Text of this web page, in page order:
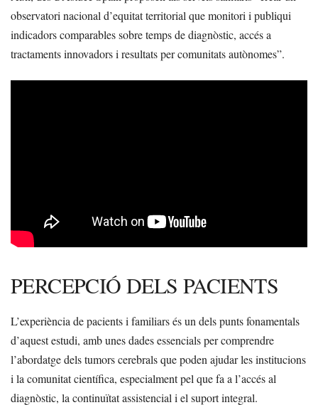
observatori nacional d’equitat territorial que monitori i publiqui
indicadors comparables sobre temps de diagnòstic, accés a
tractaments innovadors i resultats per comunitats autònomes”.
PERCEPCIÓ DELS PACIENTS
L’experiència de pacients i familiars és un dels punts fonamentals
d’aquest estudi, amb unes dades essencials per comprendre
l’abordatge dels tumors cerebrals que poden ajudar les institucions
i la comunitat científica, especialment pel que fa a l’accés al
diagnòstic, la continuïtat assistencial i el suport integral.